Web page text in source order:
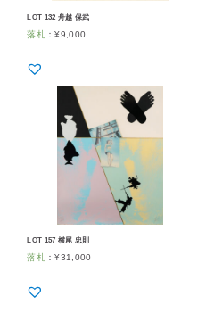
LOT 132 舟越 保武
落札 ：¥9,000
LOT 157 横尾 忠則
落札 ：¥31,000